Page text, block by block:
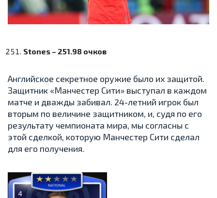
Stones – 251.98 очков
Английское секретное оружие было их защитой.
Защитник «Манчестер Сити» выступал в каждом
матче и дважды забивал. 24-летний игрок был
вторым по величине защитником, и, судя по его
результату чемпионата мира, мы согласны с
этой сделкой, которую Манчестер Сити сделал
для его получения.